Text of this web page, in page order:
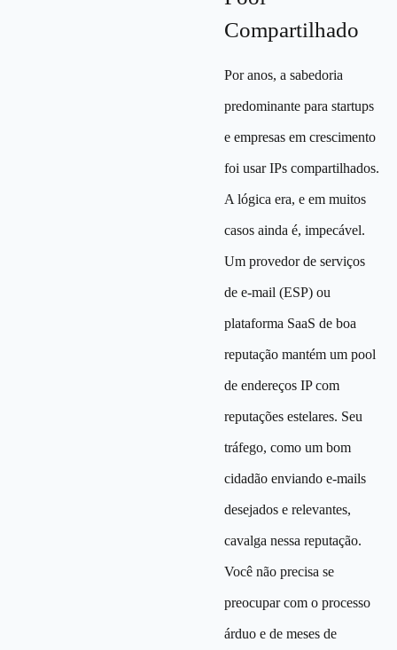
Compartilhado
Por anos, a sabedoria
predominante para startups
e empresas em crescimento
foi usar IPs compartilhados.
A lógica era, e em muitos
casos ainda é, impecável.
Um provedor de serviços
de e-mail (ESP) ou
plataforma SaaS de boa
reputação mantém um pool
de endereços IP com
reputações estelares. Seu
tráfego, como um bom
cidadão enviando e-mails
desejados e relevantes,
cavalga nessa reputação.
Você não precisa se
preocupar com o processo
árduo e de meses de